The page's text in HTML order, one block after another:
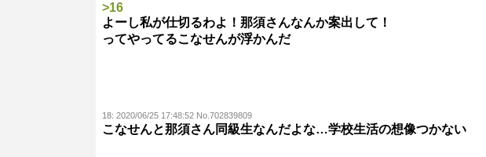
>16
よーし私が仕切るわよ！那須さんなんか案出して！
ってやってるこなせんが浮かんだ
18: 2020/06/25 17:48:52 No.702839809
こなせんと那須さん同級生なんだよな…学校生活の想像つかない